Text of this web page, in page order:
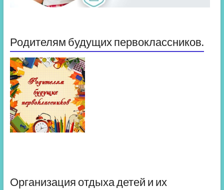
Родителям будущих первоклассников.
Организация отдыха детей и их